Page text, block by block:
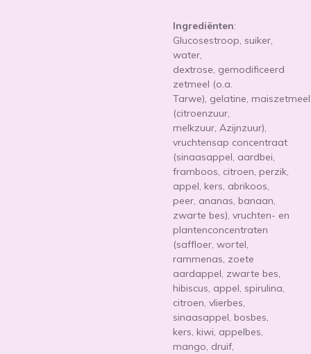
Ingrediënten:
Glucosestroop, suiker,
water,
dextrose, gemodificeerd
zetmeel (o.a.
Tarwe), gelatine,
(citroenzuur,
melkzuur, Azijnzuur),
vruchtensap concentraat
(sinaasappel, aardbei,
framboos, citroen, perzik,
appel, kers, abrikoos,
peer, ananas, banaan,
zwarte bes), vruchten- en
plantenconcentraten
(saffloer, wortel,
rammenas, zoete
aardappel, zwarte bes,
hibiscus, appel, spirulina,
citroen, vlierbes,
sinaasappel, bosbes,
kers, kiwi, appelbes,
mango, druif,